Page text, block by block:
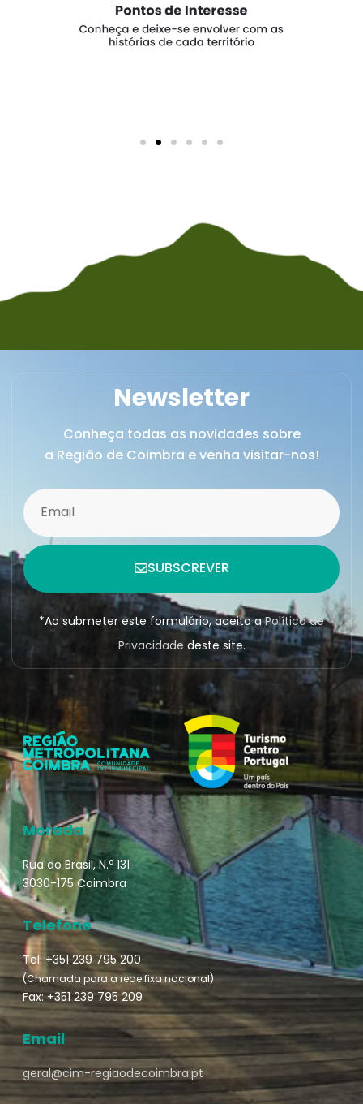
Newsletter
Conheça todas as novidades sobre
a Região de Coimbra e venha visitar-nos!
SUBSCREVER
*Ao submeter este formulário, aceito aPolítica de
Privacidade deste site.
Morada
Rua do Brasil, N.º 131
3030-175 Coimbra
Telefone
Tel: +351 239 795 200
(Chamada para a rede fixa nacional)
Fax: +351 239 795 209
Email
geral@cim-regiaodecoimbra.pt